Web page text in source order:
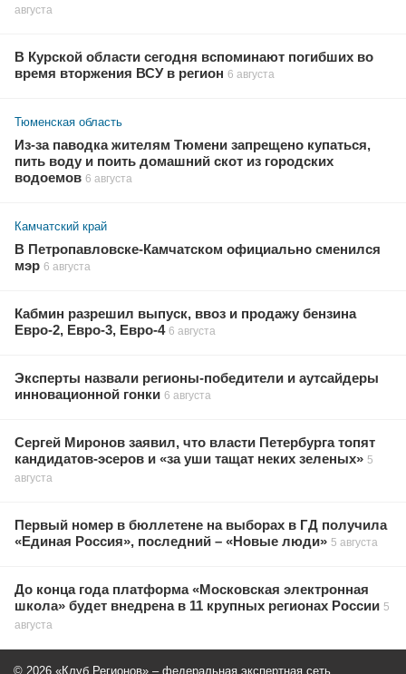
августа
В Курской области сегодня вспоминают погибших во
время вторжения ВСУ в регион 6 августа
Тюменская область
Из-за паводка жителям Тюмени запрещено купаться,
пить воду и поить домашний скот из городских
водоемов 6 августа
Камчатский край
В Петропавловске-Камчатском официально сменился
мэр 6 августа
Кабмин разрешил выпуск, ввоз и продажу бензина
Евро-2, Евро-3, Евро-4 6 августа
Эксперты назвали регионы-победители и аутсайдеры
инновационной гонки 6 августа
Сергей Миронов заявил, что власти Петербурга топят
кандидатов-эсеров и «за уши тащат неких зеленых» 5
августа
Первый номер в бюллетене на выборах в ГД получила
«Единая Россия», последний – «Новые люди» 5 августа
До конца года платформа «Московская электронная
школа» будет внедрена в 11 крупных регионах России 5
августа
© 2026 «Клуб Регионов» – федеральная экспертная сеть.